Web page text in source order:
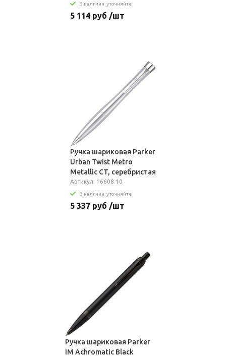
В наличии: уточняйте
5 114 руб /шт
Ручка шариковая Parker
Urban Twist Metro
Metallic CT, серебристая
Артикул: 16608.10
В наличии: уточняйте
5 337 руб /шт
Ручка шариковая Parker
IM Achromatic Black